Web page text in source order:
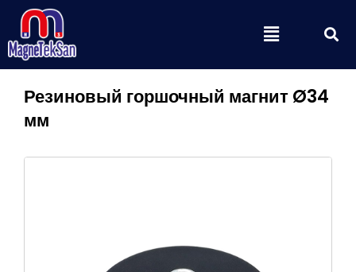
Перейти
содержимому
Меню
Резиновый горшочный магнит Ø34
мм